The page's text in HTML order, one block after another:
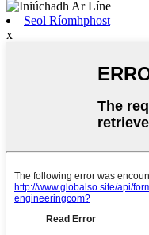
Seol Ríomhphost
x